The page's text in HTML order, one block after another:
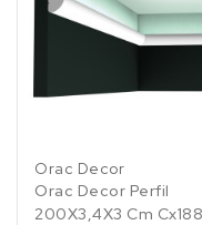
Orac Decor
Orac Decor Perfil
200X3,4X3 Cm Cx188